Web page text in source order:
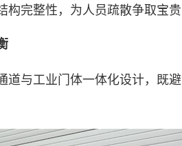
完整性，为人员疏散争取宝贵
道与工业门体一体化设计，既